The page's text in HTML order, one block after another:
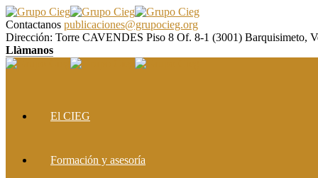
Contactanos publicaciones@grupocieg.org
Dirección: Torre CAVENDES Piso 8 Of. 8-1 (3001) Barquisimeto,
Llàmanos
El CIEG
Formación y asesoría